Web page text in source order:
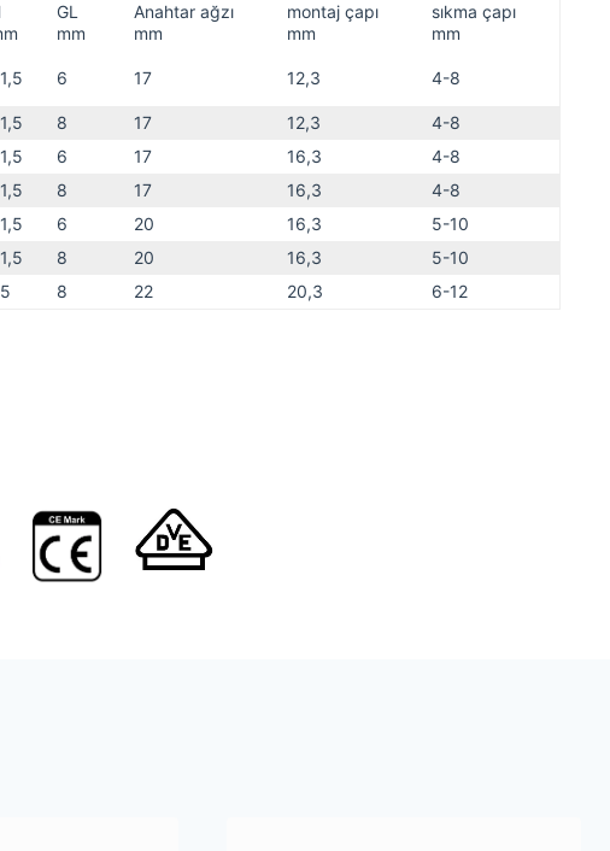
GL
mm
Anahtar ağzı
mm
montaj çapı
mm
sıkma çapı
mm
6 17 12,3 4-8
8 17 12,3
4-8
6 17 16,3
4-8
8 17 16,3
4-8
6 20 16,3
5-10
8 20 16,3
5-10
8 22 20,3 6-12